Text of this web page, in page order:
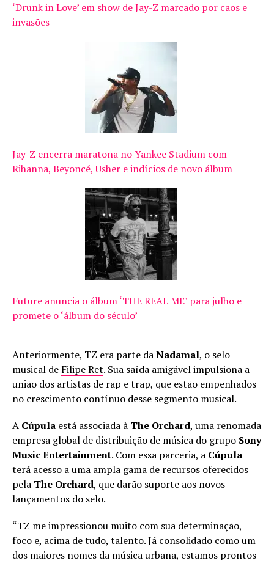
‘Drunk in Love’ em show de Jay-Z marcado por caos e
invasões
Jay-Z encerra maratona no Yankee Stadium com
Rihanna, Beyoncé, Usher e indícios de novo álbum
Future anuncia o álbum ‘THE REAL ME’ para julho e
promete o ‘álbum do século’
Anteriormente, TZ era parte daNadamal, o selo
musical de Filipe Ret. Sua saída amigável impulsiona a
união dos artistas de rap e trap, que estão empenhados
no crescimento contínuo desse segmento musical.
A Cúpula está associada à The Orchard, uma renomada
empresa global de distribuição de música do grupo Sony
Music Entertainment. Com essa parceria, a Cúpula
terá acesso a uma ampla gama de recursos oferecidos
pela The Orchard, que darão suporte aos novos
lançamentos do selo.
“TZ me impressionou muito com sua determinação,
foco e, acima de tudo, talento. Já consolidado como um
dos maiores nomes da música urbana, estamos prontos